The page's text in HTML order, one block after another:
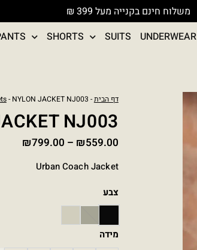
משלוח חינם בקנייה מעל 399 ₪
SHORTS SUITS
UNDERWEAR
דף הבית-
- NYLON JACKET NJ003
NJ003
₪559.00
–
₪799.00
טווח
צבע
מידה
כמות
של
NYLON
JACKET
Urban Coach Jacket